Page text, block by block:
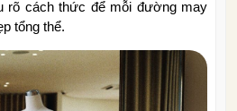
rõ cách thức để mỗi đường may
tổng thể.